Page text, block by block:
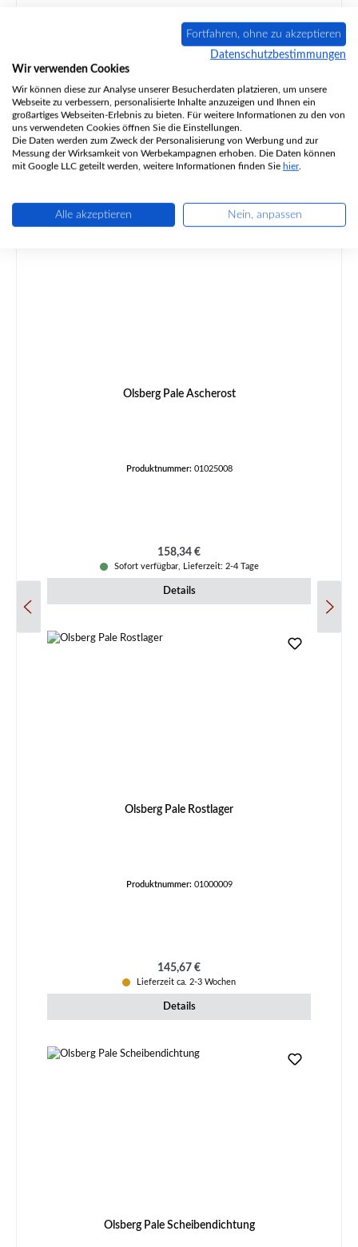
01000569
Regulärer Preis:
593,24 €
Lieferzeit ca. 2-3 Wochen
Nur 1 auf Lager!
Olsberg Pale Ascherost
Produktnummer: 01025008
Regulärer Preis:
158,34 €
Sofort verfügbar, Lieferzeit: 2-4 Tage
Details
Olsberg Pale Rostlager
Produktnummer: 01000009
Regulärer Preis:
145,67 €
Lieferzeit ca. 2-3 Wochen
Details
Olsberg Pale Scheibendichtung
Fortfahren, ohne zu akzeptieren
Datenschutzbestimmungen
Wir verwenden Cookies
Wir können diese zur Analyse unserer Besucherdaten platzieren, um unsere
Webseite zu verbessern, personalisierte Inhalte anzuzeigen und Ihnen ein
großartiges Webseiten-Erlebnis zu bieten. Für weitere Informationen zu den von
uns verwendeten Cookies öffnen Sie die Einstellungen.
Die Daten werden zum Zweck der Personalisierung von Werbung und zur
Messung der Wirksamkeit von Werbekampagnen erhoben. Die Daten können
mit Google LLC geteilt werden, weitere Informationen finden Sie hier.
Alle akzeptieren Nein, anpassen